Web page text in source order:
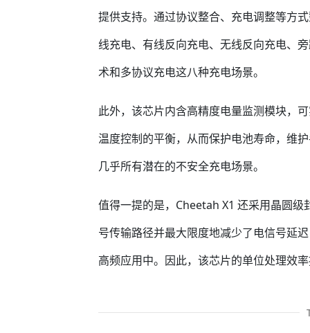
提供支持。通过协议整合、充电调整等方
线充电、有线反向充电、无线反向充电、
术和多协议充电这八种充电场景。
此外，该芯片内含高精度电量监测模块，
温度控制的平衡，从而保护电池寿命，维
几乎所有潜在的不安全充电场景。
值得一提的是，Cheetah X1 还采用晶圆
号传输路径并最大限度地减少了电信号延
高频应用中。因此，该芯片的单位处理效